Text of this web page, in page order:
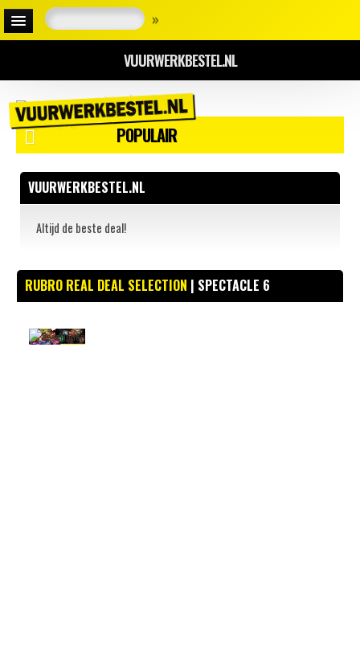
»
VUURWERKBESTEL.NL
POPULAIR
VUURWERKBESTEL.NL
Altijd de beste deal!
RUBRO REAL DEAL SELECTION | SPECTACLE 6